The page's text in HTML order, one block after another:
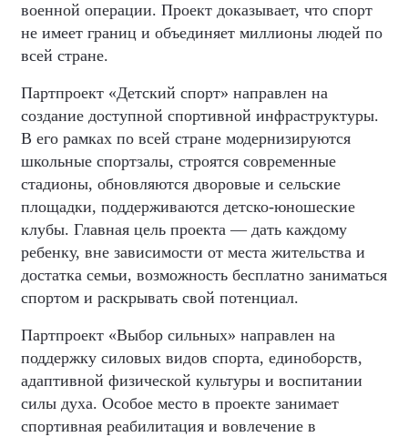
военной операции. Проект доказывает, что спорт
не имеет границ и объединяет миллионы людей по
всей стране.
Партпроект «Детский спорт» направлен на
создание доступной спортивной инфраструктуры.
В его рамках по всей стране модернизируются
школьные спортзалы, строятся современные
стадионы, обновляются дворовые и сельские
площадки, поддерживаются детско-юношеские
клубы. Главная цель проекта — дать каждому
ребенку, вне зависимости от места жительства и
достатка семьи, возможность бесплатно заниматься
спортом и раскрывать свой потенциал.
Партпроект «Выбор сильных» направлен на
поддержку силовых видов спорта, единоборств,
адаптивной физической культуры и воспитании
силы духа. Особое место в проекте занимает
спортивная реабилитация и вовлечение в